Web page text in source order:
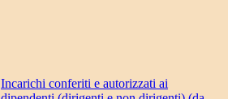
Incarichi conferiti e autorizzati ai